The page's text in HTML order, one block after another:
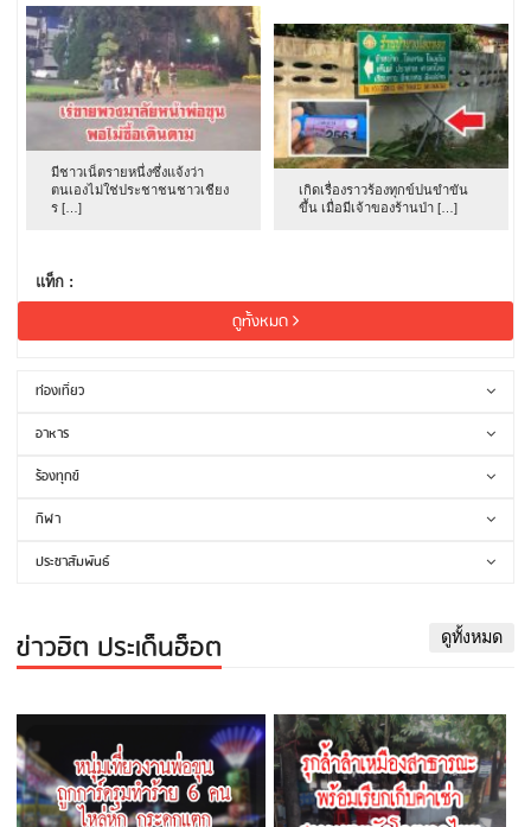
มีชาวเน็ตรายหนึ่งซึ่งแจ้งว่า
ตนเองไม่ใช่ประชาชนชาวเชียง
ร […]
เกิดเรื่องราวร้องทุกข์ปนขำขัน
ขึ้น เมื่อมีเจ้าของร้านป่า […]
แท็ก :
ดูทั้งหมด
ท่องเที่ยว
อาหาร
ร้องทุกข์
กีฬา
ประชาสัมพันธ์
ข่าวฮิต ประเด็นฮ็อต ดูทั้งหมด